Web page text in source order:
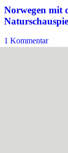
Norwegen mit
1 Kommentar
/